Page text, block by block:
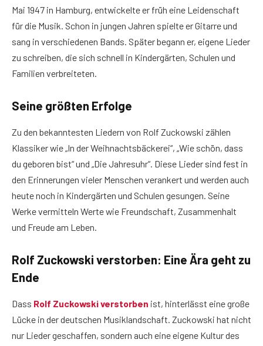
Mai 1947 in Hamburg, entwickelte er früh eine Leidenschaft
für die Musik. Schon in jungen Jahren spielte er Gitarre und
sang in verschiedenen Bands. Später begann er, eigene Lieder
zu schreiben, die sich schnell in Kindergärten, Schulen und
Familien verbreiteten.
Seine größten Erfolge
Zu den bekanntesten Liedern von Rolf Zuckowski zählen
Klassiker wie „In der Weihnachtsbäckerei“, „Wie schön, dass
du geboren bist“ und „Die Jahresuhr“. Diese Lieder sind fest in
den Erinnerungen vieler Menschen verankert und werden auch
heute noch in Kindergärten und Schulen gesungen. Seine
Werke vermitteln Werte wie Freundschaft, Zusammenhalt
und Freude am Leben.
Rolf Zuckowski verstorben: Eine Ära geht zu
Ende
Dass Rolf Zuckowski verstorben ist, hinterlässt eine große
Lücke in der deutschen Musiklandschaft. Zuckowski hat nicht
nur Lieder geschaffen, sondern auch eine eigene Kultur des